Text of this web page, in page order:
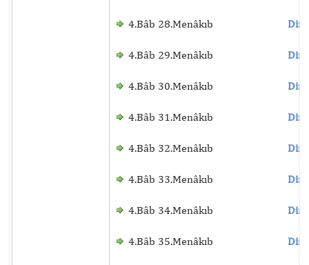
4.Bâb 28.Menâkıb
4.Bâb 29.Menâkıb
4.Bâb 30.Menâkıb
4.Bâb 31.Menâkıb
4.Bâb 32.Menâkıb
4.Bâb 33.Menâkıb
4.Bâb 34.Menâkıb
4.Bâb 35.Menâkıb